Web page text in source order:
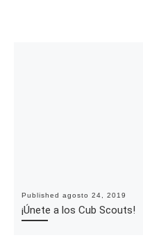
Published agosto 24, 2019
¡Únete a los Cub Scouts!